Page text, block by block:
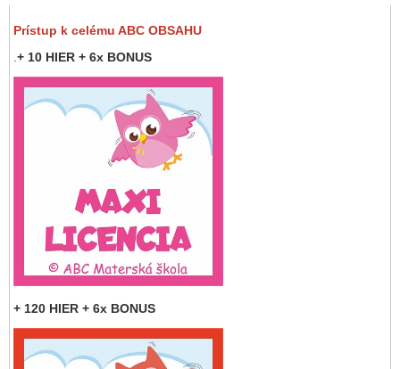
Prístup k celému ABC OBSAHU
.+ 10 HIER + 6x BONUS
+ 120 HIER + 6x BONUS